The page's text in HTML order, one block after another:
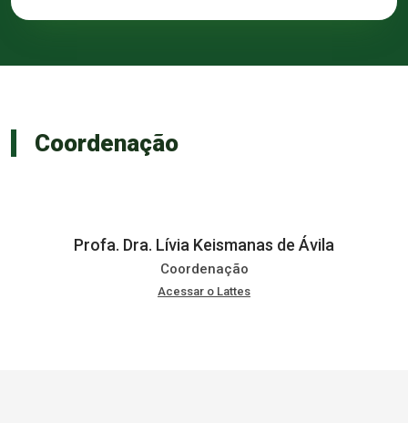
Coordenação
Profa. Dra. Lívia Keismanas de Ávila
Coordenação
Acessar o Lattes